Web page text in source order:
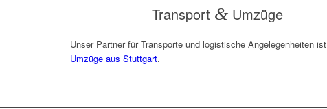
Transport &Umzüge
Unser Partner für Transporte und logistische Angelegenheiten ist
Umzüge aus Stuttgart.